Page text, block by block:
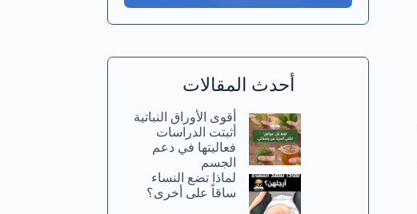
أحدث المقالات
أقوى الأوراق النباتية
أثبتت الدراسات
فعاليتها في دعم
الجسم
لماذا تضع النساء
ساقاً على أخرى؟